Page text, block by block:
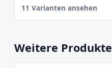
11 Varianten ansehen
Weitere Produkte